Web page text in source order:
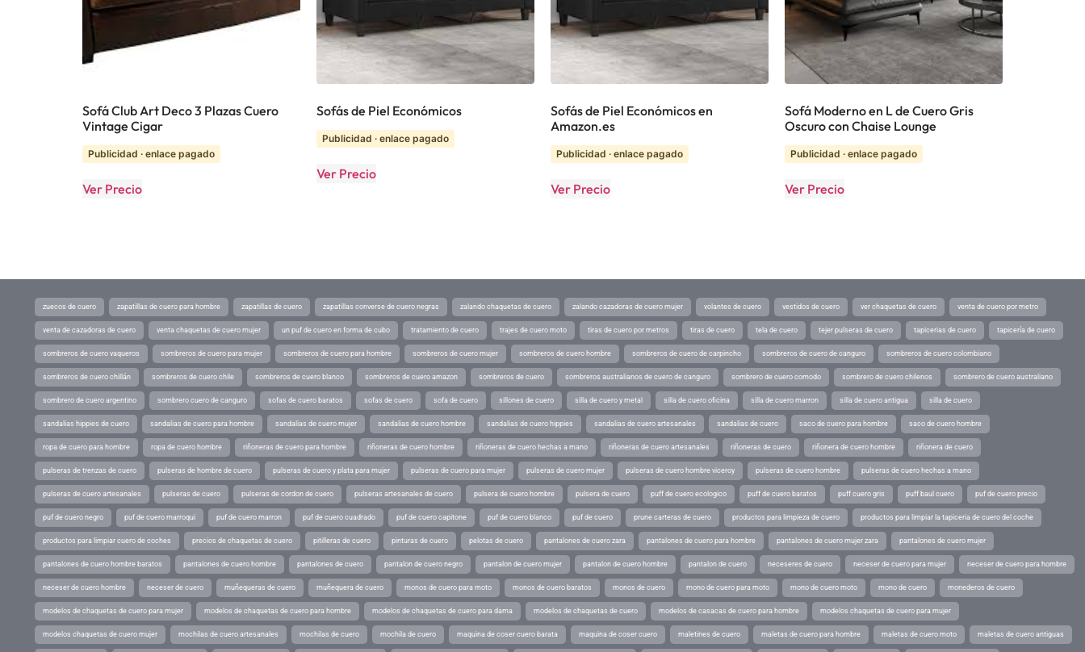
Sofá Club Art Deco 3 Plazas Cuero
Vintage Cigar
Publicidad · enlace pagado
Ver Precio
Sofás de Piel Económicos
Publicidad · enlace pagado
Ver Precio
Sofás de Piel Económicos en
Amazon.es
Publicidad · enlace pagado
Ver Precio
Sofá Moderno en L de Cuero Gris
Oscuro con Chaise Lounge
Publicidad · enlace pagado
Ver Precio
zuecos de cuero zapatillas de cuero para hombre zapatillas de cuero zapatillas converse de cuero negras zalando chaquetas de cuero zalando cazadoras de cuero mujer volantes de cuero vestidos de cuero ver chaquetas de cuero venta de cuero por metro
venta de cazadoras de cuero venta chaquetas de cuero mujer un puf de cuero en forma de cubo tratamiento de cuero trajes de cuero moto tiras de cuero por metros tiras de cuero tela de cuero tejer pulseras de cuero tapicerias de cuero tapicería de cuero
sombreros de cuero vaqueros sombreros de cuero para mujer sombreros de cuero para hombre sombreros de cuero mujer sombreros de cuero hombre sombreros de cuero de carpincho sombreros de cuero de canguro sombreros de cuero colombiano
sombreros de cuero chillán sombreros de cuero chile sombreros de cuero blanco sombreros de cuero amazon sombreros de cuero sombreros australianos de cuero de canguro sombrero de cuero comodo sombrero de cuero chilenos sombrero de cuero australiano
sombrero de cuero argentino sombrero cuero de canguro sofas de cuero baratos sofas de cuero sofa de cuero sillones de cuero silla de cuero y metal silla de cuero oficina silla de cuero marron silla de cuero antigua silla de cuero
sandalias hippies de cuero sandalias de cuero para hombre sandalias de cuero mujer sandalias de cuero hombre sandalias de cuero hippies sandalias de cuero artesanales sandalias de cuero saco de cuero para hombre saco de cuero hombre
ropa de cuero para hombre ropa de cuero hombre riñoneras de cuero para hombre riñoneras de cuero hombre riñoneras de cuero hechas a mano riñoneras de cuero artesanales riñoneras de cuero riñonera de cuero hombre riñonera de cuero
pulseras de trenzas de cuero pulseras de hombre de cuero pulseras de cuero y plata para mujer pulseras de cuero para mujer pulseras de cuero mujer pulseras de cuero hombre viceroy pulseras de cuero hombre pulseras de cuero hechas a mano
pulseras de cuero artesanales pulseras de cuero pulseras de cordon de cuero pulseras artesanales de cuero pulsera de cuero hombre pulsera de cuero puff de cuero ecologico puff de cuero baratos puff cuero gris puff baul cuero puf de cuero precio
puf de cuero negro puf de cuero marroqui puf de cuero marron puf de cuero cuadrado puf de cuero capitone puf de cuero blanco puf de cuero prune carteras de cuero productos para limpieza de cuero productos para limpiar la tapiceria de cuero del coche
productos para limpiar cuero de coches precios de chaquetas de cuero pitilleras de cuero pinturas de cuero pelotas de cuero pantalones de cuero zara pantalones de cuero para hombre pantalones de cuero mujer zara pantalones de cuero mujer
pantalones de cuero hombre baratos pantalones de cuero hombre pantalones de cuero pantalon de cuero negro pantalon de cuero mujer pantalon de cuero hombre pantalon de cuero neceseres de cuero neceser de cuero para mujer neceser de cuero para hombre
neceser de cuero hombre neceser de cuero muñequeras de cuero muñequera de cuero monos de cuero para moto monos de cuero baratos monos de cuero mono de cuero para moto mono de cuero moto mono de cuero monederos de cuero
modelos de chaquetas de cuero para mujer modelos de chaquetas de cuero para hombre modelos de chaquetas de cuero para dama modelos de chaquetas de cuero modelos de casacas de cuero para hombre modelos chaquetas de cuero para mujer
modelos chaquetas de cuero mujer mochilas de cuero artesanales mochilas de cuero mochila de cuero maquina de coser cuero barata maquina de coser cuero maletines de cuero maletas de cuero para hombre maletas de cuero moto maletas de cuero antiguas